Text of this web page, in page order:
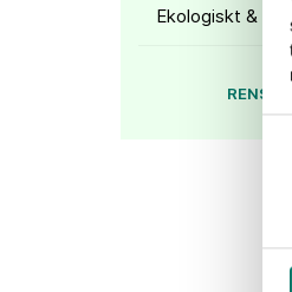
Ekologiskt &
RENSA